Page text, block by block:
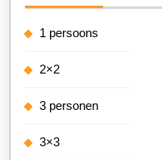
1 persoons
2×2
3 personen
3×3